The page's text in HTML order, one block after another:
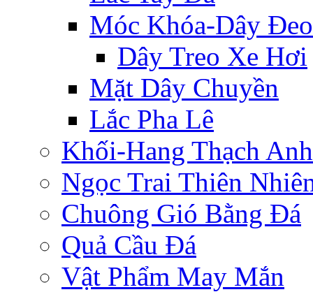
Móc Khóa-Dây Đeo
Dây Treo Xe Hơi
Mặt Dây Chuyền
Lắc Pha Lê
Khối-Hang Thạch Anh
Ngọc Trai Thiên
Chuông Gió Bằng Đá
Quả Cầu Đá
Vật Phẩm May Mắn